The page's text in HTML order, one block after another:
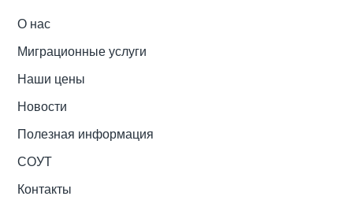
О нас
Миграционные услуги
Наши цены
Новости
Полезная информация
СОУТ
Контакты